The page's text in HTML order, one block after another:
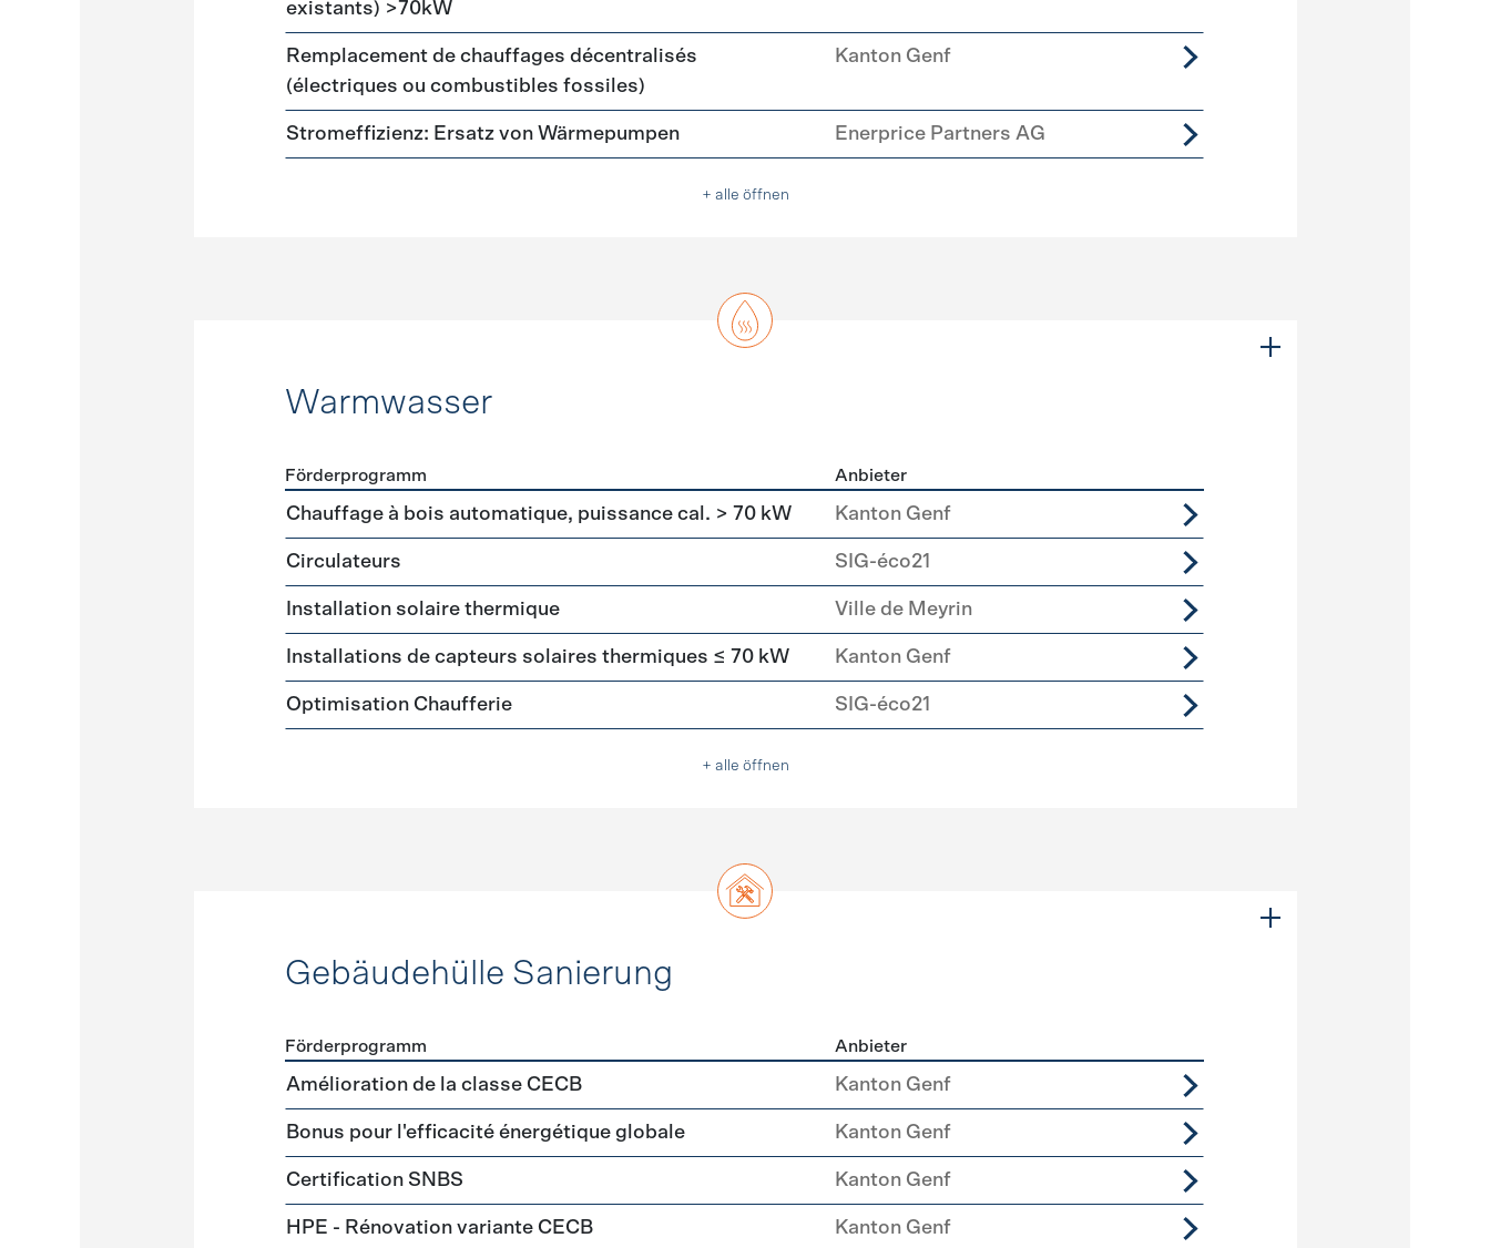
existants) >70kW
Remplacement de chauffages décentralisés
(électriques ou combustibles fossiles)
Kanton Genf
Stromeffizienz: Ersatz von Wärmepumpen Enerprice Partners AG
+ alle öffnen
Warmwasser
Förderprogramme Warmwasser
Förderprogramm Anbieter
Chauffage à bois automatique, puissance cal. > 70 kW Kanton Genf
Circulateurs SIG-éco21
Installation solaire thermique Ville de Meyrin
Installations de capteurs solaires thermiques ≤ 70 kW Kanton Genf
Optimisation Chaufferie SIG-éco21
+ alle öffnen
Gebäudehülle Sanierung
Förderprogramme Gebäudehülle Sanierung
Förderprogramm Anbieter
Amélioration de la classe CECB Kanton Genf
Bonus pour l'efficacité énergétique globale Kanton Genf
Certification SNBS Kanton Genf
HPE - Rénovation variante CECB Kanton Genf